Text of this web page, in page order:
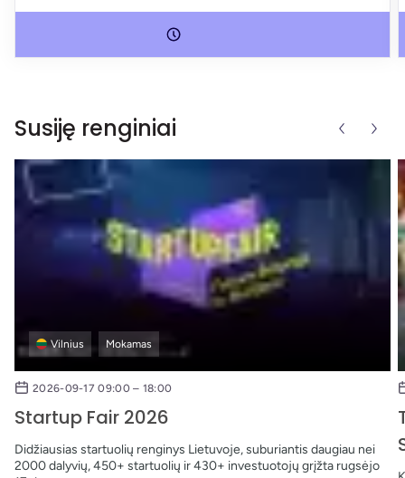
Susiję renginiai
Vilnius Mokamas
2026-09-17 09:00 – 18:00
Startup Fair 2026
Didžiausias startuolių renginys Lietuvoje, suburiantis daugiau nei
2000 dalyvių, 450+ startuolių ir 430+ investuotojų grįžta rugsėjo